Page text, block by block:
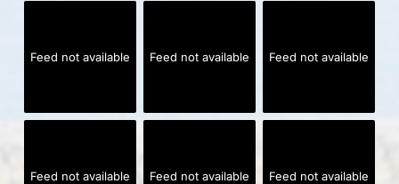
Feed not available Feed not available Feed not available
Feed not available Feed not available Feed not available